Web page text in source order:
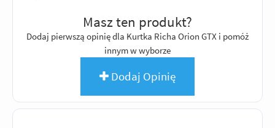
Masz ten produkt?
Dodaj pierwszą opinię dla Kurtka Richa Orion GTX i pomóż
innym w wyborze
Dodaj Opinię